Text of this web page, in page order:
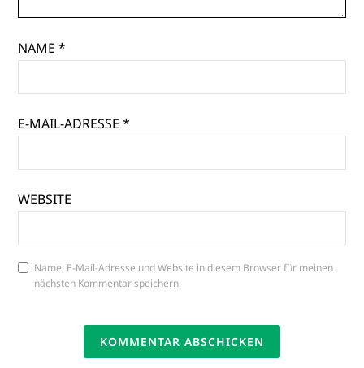
NAME*
E-MAIL-ADRESSE*
WEBSITE
Name, E-Mail-Adresse und Website in diesem Browser für meinen
nächsten Kommentar speichern.